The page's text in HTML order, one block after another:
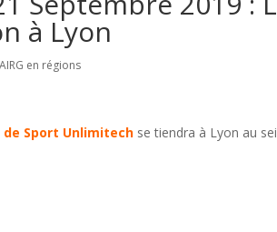
à Lyon
AIRG en régions
Sport Unlimitech se tiendra à Lyon au